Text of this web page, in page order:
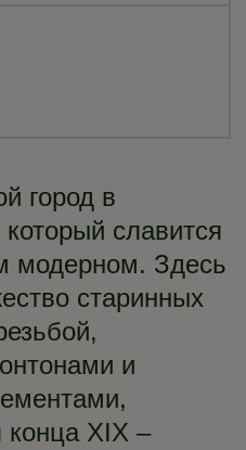
город в
славится
модерном. Здесь
старинных
и
конца XIX –